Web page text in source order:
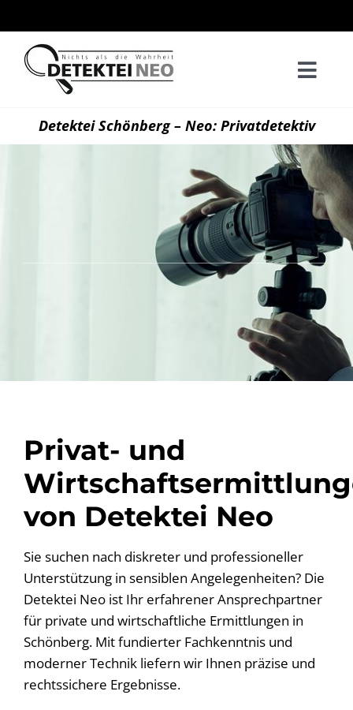
Inhalt
springen
Detektei Schönberg – Neo: Privatdetektiv
Privat- und
von Detektei Neo
Sie suchen nach diskreter und professioneller
Unterstützung in sensiblen Angelegenheiten? Die
Detektei Neo ist Ihr erfahrener Ansprechpartner
für private und wirtschaftliche Ermittlungen in
Schönberg. Mit fundierter Fachkenntnis und
moderner Technik liefern wir Ihnen präzise und
rechtssichere Ergebnisse.